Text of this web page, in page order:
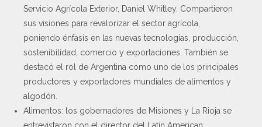
Servicio Agrícola Exterior, Daniel Whitley. Compartieron
sus visiones para revalorizar el sector agrícola,
poniendo énfasis en las nuevas tecnologías, producción,
sostenibilidad, comercio y exportaciones. También se
destacó el rol de Argentina como uno de los principales
productores y exportadores mundiales de alimentos y
algodón.
Alimentos: los gobernadores de Misiones y La Rioja se